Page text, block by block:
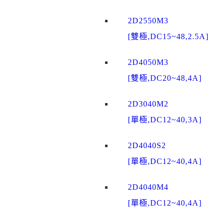
2D2550M3
[雙極,DC15~48,2.5A]
2D4050M3
[雙極,DC20~48,4A]
2D3040M2
[單極,DC12~40,3A]
2D4040S2
[單極,DC12~40,4A]
2D4040M4
[單極,DC12~40,4A]